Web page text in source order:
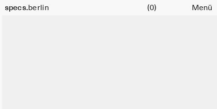
specs.berlin
Warenkorb (0) Menü